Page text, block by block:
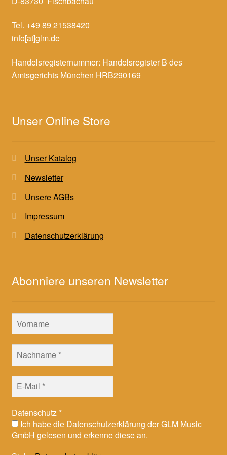
Tel. +49 89 21538420
info[at]glm.de
Handelsregisternummer: Handelsregister B des
Amtsgerichts München HRB290169
Unser Online Store
Unser Katalog
Newsletter
Unsere AGBs
Impressum
Datenschutzerklärung
Abonniere unseren Newsletter
Datenschutz*
Ich habe die Datenschutzerklärung der GLM Music
GmbH gelesen und erkenne diese an.